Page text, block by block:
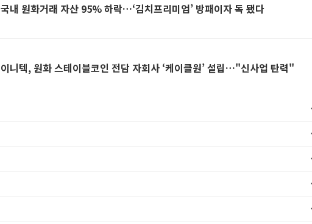
국내 원화거래 자산 95% 하락…‘김치프리미엄’ 방패이자 독 됐다
이니텍, 원화 스테이블코인 전담 자회사 ‘케이클원’ 설립…"신사업 탄력"